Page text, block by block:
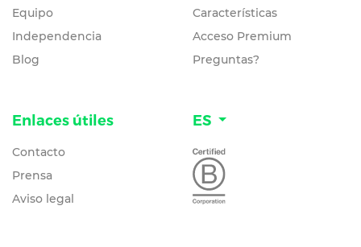
Equipo
Independencia
Blog
Características
Acceso Premium
Preguntas?
Enlaces útiles
Contacto
Prensa
Aviso legal
ES